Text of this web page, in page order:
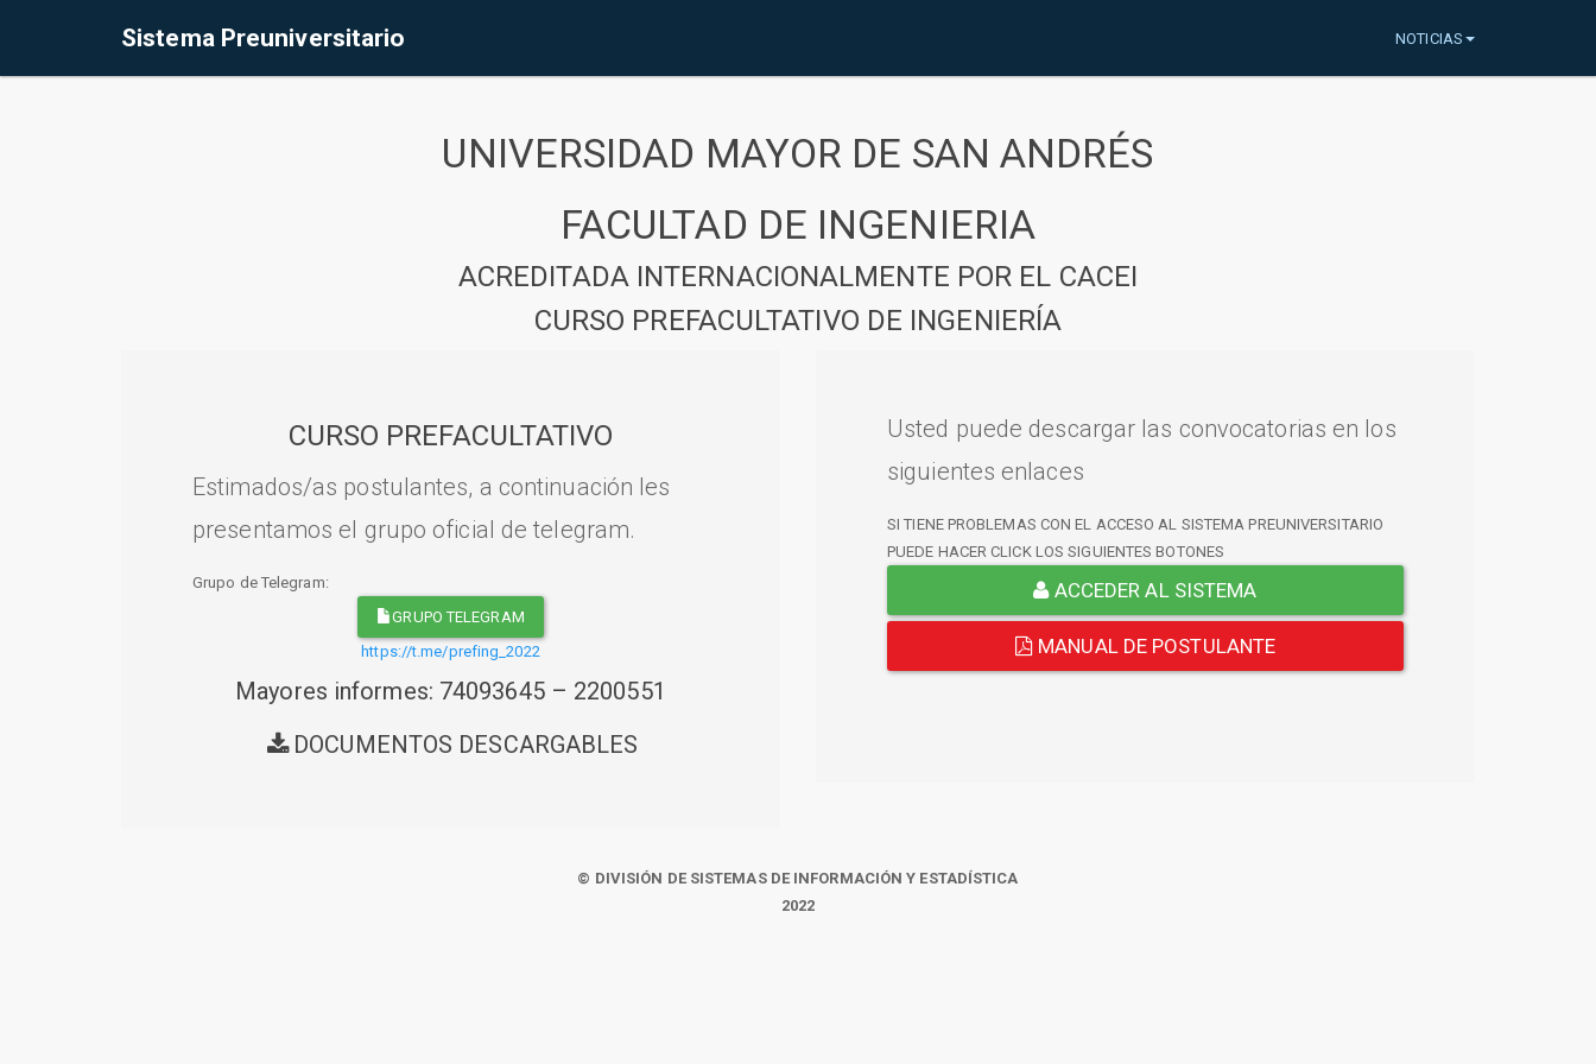
Sistema Preuniversitario NOTICIAS
UNIVERSIDAD MAYOR DE SAN ANDRÉS
FACULTAD DE INGENIERIA
ACREDITADA INTERNACIONALMENTE POR EL CACEI
CURSO PREFACULTATIVO DE INGENIERÍA
CURSO PREFACULTATIVO
Estimados/as postulantes, a continuación les
presentamos el grupo oficial de telegram.
Grupo de Telegram:
GRUPO TELEGRAM
https://t.me/prefing_2022
Mayores informes: 74093645 – 2200551
DOCUMENTOS DESCARGABLES
Usted puede descargar las convocatorias en los
siguientes enlaces
SI TIENE PROBLEMAS CON EL ACCESO AL SISTEMA PREUNIVERSITARIO
PUEDE HACER CLICK LOS SIGUIENTES BOTONES
ACCEDER AL SISTEMA
MANUAL DE POSTULANTE
© DIVISIÓN DE SISTEMAS DE INFORMACIÓN Y ESTADÍSTICA
2022